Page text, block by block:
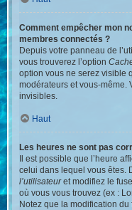
Comment empêcher mon
membres connectés ?
Depuis votre panneau de
vous trouverez l’option
option vous ne serez visible
modérateurs et vous-même.
invisibles.
Haut
Les heures ne sont pas
Il est possible que l’heure
celui dans lequel vous êtes.
l’utilisateuret modifiez le
où vous vous trouvez (ex :
Notez que la modification